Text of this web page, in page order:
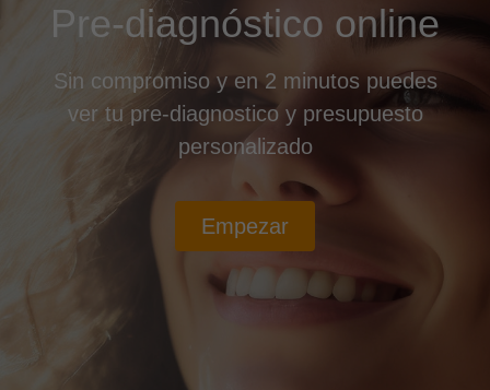
Pre-diagnóstico online
Sin compromiso y en 2 minutos puedes
ver tu pre-diagnostico y presupuesto
personalizado
Empezar